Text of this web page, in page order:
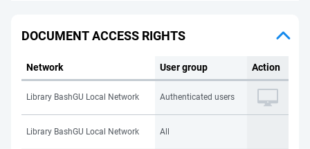
DOCUMENT ACCESS RIGHTS
Network User group Action
Library BashGU Local Network Authenticated users
Library BashGU Local Network All